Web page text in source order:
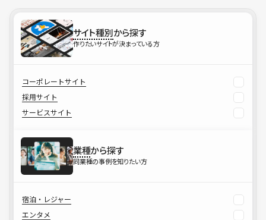
サイト種別から探す
作りたいサイトが決まっている方
コーポレートサイト
採用サイト
サービスサイト
業種から探す
同業種の事例を知りたい方
宿泊・レジャー
エンタメ